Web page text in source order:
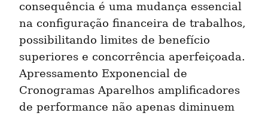
consequência é uma mudança essencial
na configuração financeira de trabalhos,
possibilitando limites de benefício
superiores e concorrência aperfeiçoada.
Apressamento Exponencial de
Cronogramas Aparelhos amplificadores
de performance não apenas diminuem